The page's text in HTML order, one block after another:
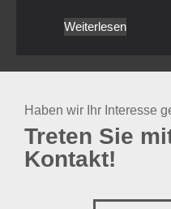
Weiterlesen
Haben wir Ihr Interesse
Treten Sie
Kontakt!